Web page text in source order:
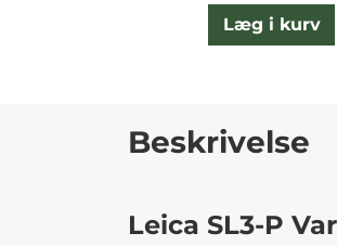
Læg i kurv
Beskrivelse
Leica SL3-P